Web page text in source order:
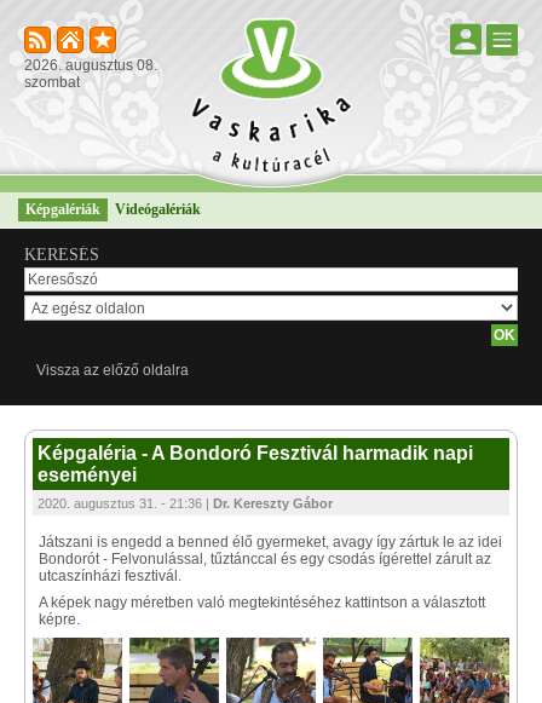
2026. augusztus 08.
szombat
Képgalériák Videógalériák
KERESÉS
Vissza az előző oldalra
Képgaléria - A Bondoró Fesztivál harmadik napi
eseményei
2020. augusztus 31. - 21:36 | Dr. Kereszty Gábor
Játszani is engedd a benned élő gyermeket, avagy így zártuk le az idei
Bondorót - Felvonulással, tűztánccal és egy csodás ígérettel zárult az
utcaszínházi fesztivál.
A képek nagy méretben való megtekintéséhez kattintson a választott
képre.